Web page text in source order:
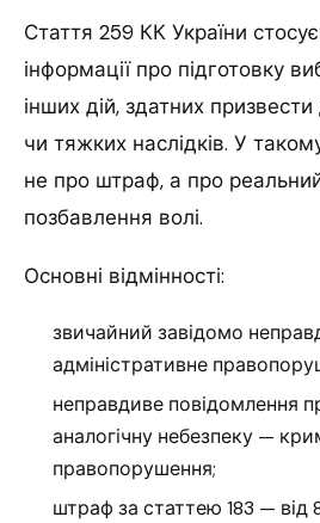
Стаття 259 КК України
інформації про підготовку
інших дій, здатних
чи тяжких наслідків. У
не про штраф, а про
позбавлення волі.
Основні відмінності:
звичайний завідомо
адміністративне
неправдиве повідомлення
аналогічну небезпеку —
правопорушення;
штраф за статтею 183 —